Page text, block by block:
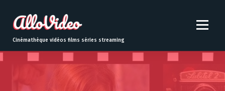
t
o
Cinémathèque vidéos films séries streaming